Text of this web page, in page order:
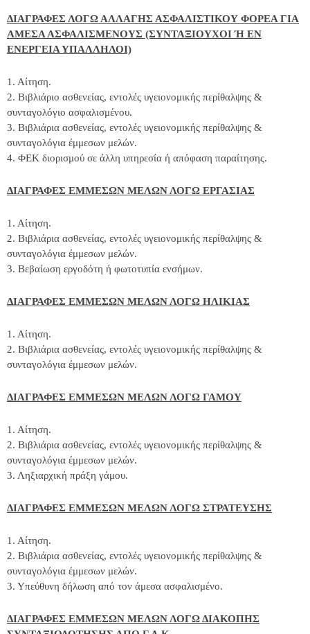
ΔΙΑΓΡΑΦΕΣ ΛΟΓΩ ΑΛΛΑΓΗΣ ΑΣΦΑΛΙΣΤΙΚΟΥ ΦΟΡΕΑ ΓΙΑ
ΑΜΕΣΑ ΑΣΦΑΛΙΣΜΕΝΟΥΣ (ΣΥΝΤΑΞΙΟΥΧΟΙ Ή ΕΝ
ΕΝΕΡΓΕΙΑ ΥΠΑΛΛΗΛΟΙ)
1. Αίτηση.
2. Βιβλιάριο ασθενείας, εντολές υγειονομικής περίθαλψης &
συνταγολόγιο ασφαλισμένου.
3. Βιβλιάρια ασθενείας, εντολές υγειονομικής περίθαλψης &
συνταγολόγια έμμεσων μελών.
4. ΦΕΚ διορισμού σε άλλη υπηρεσία ή απόφαση παραίτησης.
ΔΙΑΓΡΑΦΕΣ ΕΜΜΕΣΩΝ ΜΕΛΩΝ ΛΟΓΩ ΕΡΓΑΣΙΑΣ
1. Αίτηση.
2. Βιβλιάρια ασθενείας, εντολές υγειονομικής περίθαλψης &
συνταγολόγια έμμεσων μελών.
3. Βεβαίωση εργοδότη ή φωτοτυπία ενσήμων.
ΔΙΑΓΡΑΦΕΣ ΕΜΜΕΣΩΝ ΜΕΛΩΝ ΛΟΓΩ ΗΛΙΚΙΑΣ
1. Αίτηση.
2. Βιβλιάρια ασθενείας, εντολές υγειονομικής περίθαλψης &
συνταγολόγια έμμεσων μελών.
ΔΙΑΓΡΑΦΕΣ ΕΜΜΕΣΩΝ ΜΕΛΩΝ ΛΟΓΩ ΓΑΜΟΥ
1. Αίτηση.
2. Βιβλιάρια ασθενείας, εντολές υγειονομικής περίθαλψης &
συνταγολόγια έμμεσων μελών.
3. Ληξιαρχική πράξη γάμου.
ΔΙΑΓΡΑΦΕΣ ΕΜΜΕΣΩΝ ΜΕΛΩΝ ΛΟΓΩ ΣΤΡΑΤΕΥΣΗΣ
1. Αίτηση.
2. Βιβλιάρια ασθενείας, εντολές υγειονομικής περίθαλψης &
συνταγολόγια έμμεσων μελών.
3. Υπεύθυνη δήλωση από τον άμεσα ασφαλισμένο.
ΔΙΑΓΡΑΦΕΣ ΕΜΜΕΣΩΝ ΜΕΛΩΝ ΛΟΓΩ ΔΙΑΚΟΠΗΣ